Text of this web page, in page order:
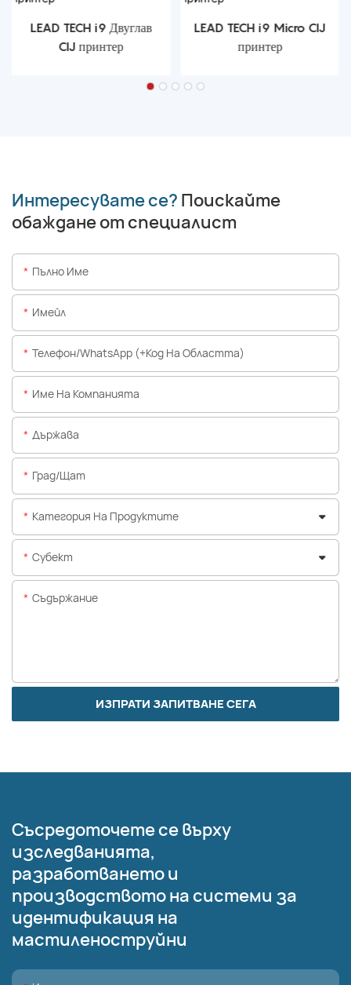
LEAD TECH i9 Двуглав
CIJ принтер
LEAD TECH i9 Micro CIJ
принтер
Интересувате се? Поискайте
обаждане от специалист
Пълно Име
Имейл
Телефон/WhatsApp (+Код На Областта)
Име На Компанията
Държава
Град/щат
Категория На Продуктите
Субект
Съдържание
ИЗПРАТИ ЗАПИТВАНЕ СЕГА
Съсредоточете се върху
изследванията,
разработването и
производството на системи за
идентификация на
мастиленоструйни